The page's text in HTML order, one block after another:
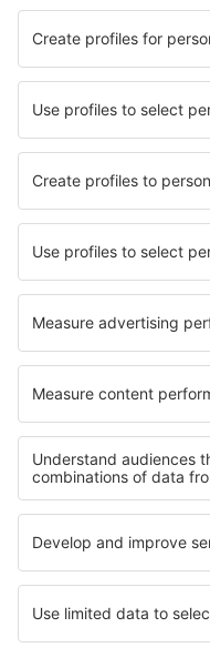
Mehr Infos
Mobile app
Fluggesellschaften
Ryanair
WizzAir
Lufthansa
Eurowings
Turkish Airlines
Über eSky
Impressum
AGB
Meine Reservierung
Datenschutz
Hilfe und Kontakt
Privatsphäre